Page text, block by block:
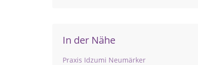
In der Nähe
Praxis Idzumi Neumärker